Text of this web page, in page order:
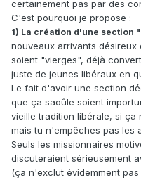
certainement pas par des
C'est pourquoi je propose :
1) La création d'une section
nouveaux arrivants
soient "vierges", déjà
juste de jeunes libéraux en
Le fait d'avoir une section
que ça saoûle soient
vieille tradition libérale, si ça
mais tu n'empêches pas les
Seuls les missionnaires
discuteraient sérieusement
(ça n'exclut évidemment